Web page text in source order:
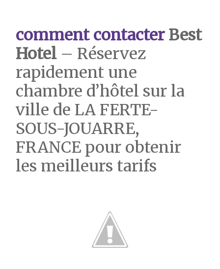
comment contacterBest
Hotel– Réservez
rapidement une
chambre d’hôtel sur la
ville de LA FERTE-
SOUS-JOUARRE,
FRANCE pour obtenir
les meilleurs tarifs